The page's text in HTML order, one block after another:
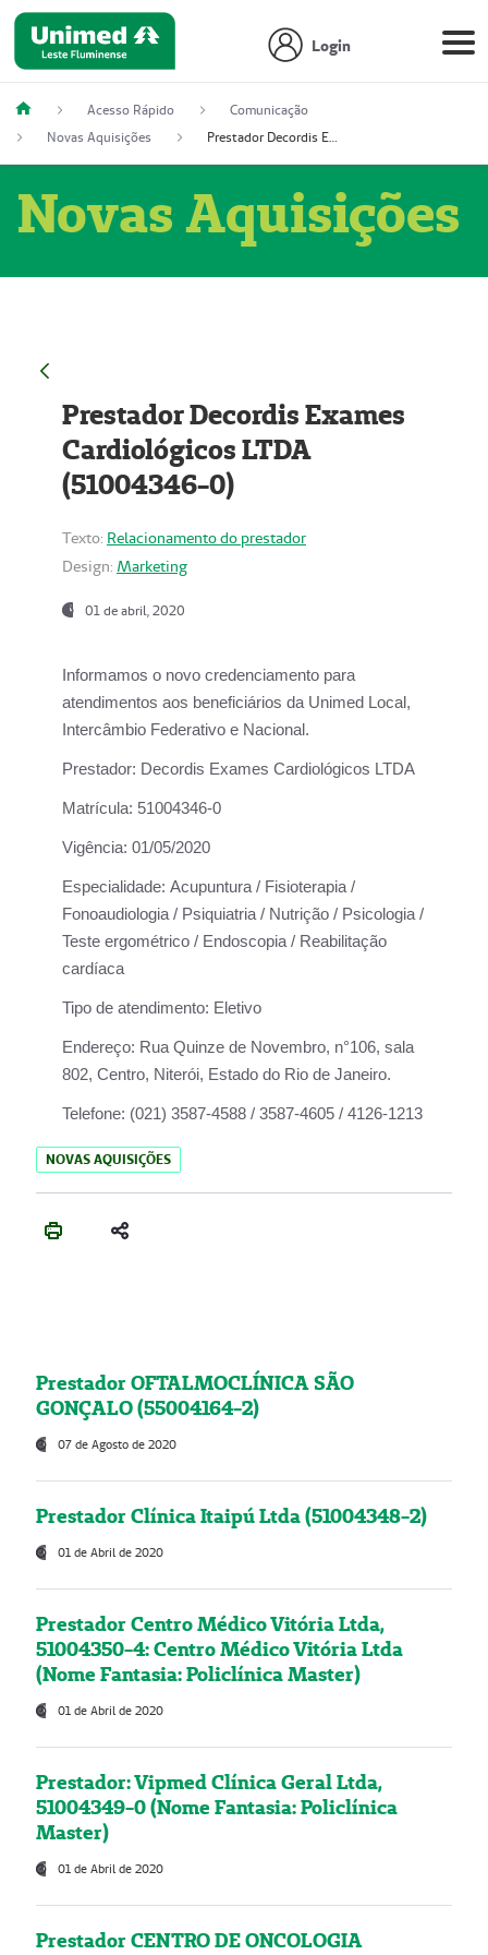
Login
Acesso Rápido
Comunicação
Novas Aquisições
Prestador Decordis Exames Cardiológicos LTDA (51004346-0)
Novas Aquisições
Prestador Decordis Exames
Cardiológicos LTDA
(51004346-0)
Texto: Relacionamento do prestador
Design: Marketing
01 de abril, 2020
Informamos o novo credenciamento para
atendimentos aos beneficiários da Unimed Local,
Intercâmbio Federativo e Nacional.
Prestador: Decordis Exames Cardiológicos LTDA
Matrícula: 51004346-0
Vigência: 01/05/2020
Especialidade: Acupuntura / Fisioterapia /
Fonoaudiologia / Psiquiatria / Nutrição / Psicologia /
Teste ergométrico / Endoscopia / Reabilitação
cardíaca
Tipo de atendimento: Eletivo
Endereço: Rua Quinze de Novembro, n°106, sala
802, Centro, Niterói, Estado do Rio de Janeiro.
Telefone: (021) 3587-4588 / 3587-4605 / 4126-1213
NOVAS AQUISIÇÕES
Prestador OFTALMOCLÍNICA SÃO
GONÇALO (55004164-2)
07 de Agosto de 2020
Prestador Clínica Itaipú Ltda (51004348-2)
01 de Abril de 2020
Prestador Centro Médico Vitória Ltda,
51004350-4: Centro Médico Vitória Ltda
(Nome Fantasia: Policlínica Master)
01 de Abril de 2020
Prestador: Vipmed Clínica Geral Ltda,
51004349-0 (Nome Fantasia: Policlínica
Master)
01 de Abril de 2020
Prestador CENTRO DE ONCOLOGIA